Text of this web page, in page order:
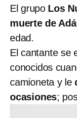
El grupo Los
muerte de
edad.
El cantante se
conocidos
camioneta y le
ocasiones;